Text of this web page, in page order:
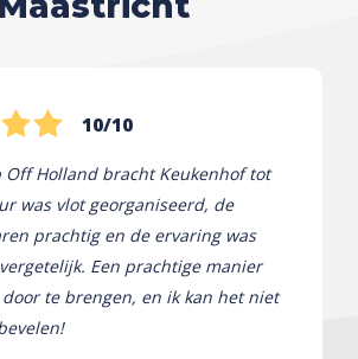
10/10
Off Holland bracht Keukenhof tot
was vlot georganiseerd, de
prachtig en de ervaring was
Een prachtige manier
te brengen, en ik kan het niet